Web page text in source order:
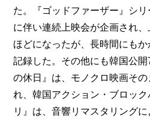
た。『ゴッドファーザー』シ
に伴い連続上映会が企画され
ほどになったが、長時間にも
記録した。その他にも韓国公
の休日』は、モノクロ映画そ
れ、韓国アクション・ブロッ
リ』は、音響リマスタリング